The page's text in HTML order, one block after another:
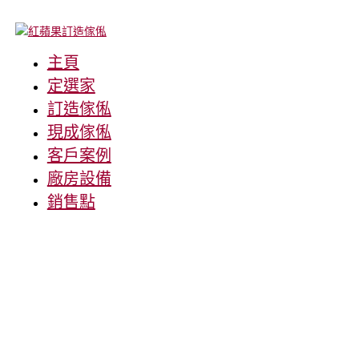
主頁
定選家
訂造傢俬
現成傢俬
客戶案例
廠房設備
銷售點